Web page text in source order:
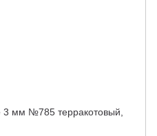
мм №785 терракотовый,